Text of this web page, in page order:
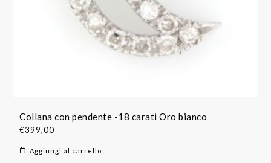
Collana con pendente -18 carati Oro bianco
€399,00
Aggiungi al carrello